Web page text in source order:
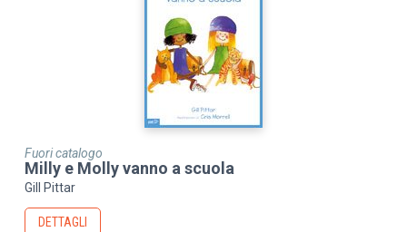
Fuori catalogo
Milly e Molly vanno a scuola
Gill Pittar
DETTAGLI